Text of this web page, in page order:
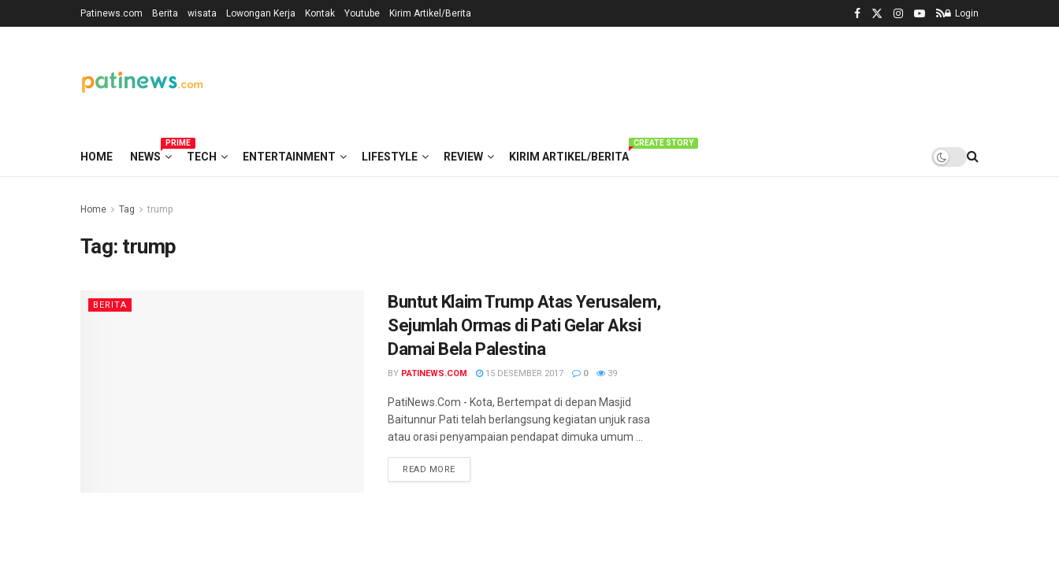
Patinews.com Berita wisata Lowongan Kerja Kontak Youtube Kirim Artikel/Berita Login
HOME NEWS
PRIME
TECH ENTERTAINMENT LIFESTYLE REVIEW KIRIM ARTIKEL/BERITA
CREATE STORY
Home Tag trump
Tag: trump
BERITA
Buntut Klaim Trump Atas Yerusalem,
Sejumlah Ormas di Pati Gelar Aksi
Damai Bela Palestina
BY PATINEWS.COM 15 DESEMBER 2017 0 39
PatiNews.Com - Kota, Bertempat di depan Masjid
Baitunnur Pati telah berlangsung kegiatan unjuk rasa
atau orasi penyampaian pendapat dimuka umum ...
READ MOREDETAILS